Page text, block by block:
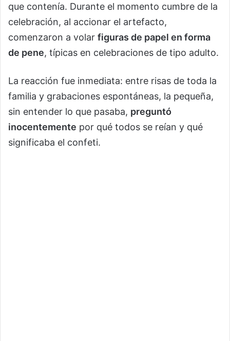
que contenía. Durante el momento cumbre de la
celebración, al accionar el artefacto,
comenzaron a volar figuras de papel en forma
de pene, típicas en celebraciones de tipo adulto.
La reacción fue inmediata: entre risas de toda la
familia y grabaciones espontáneas, la pequeña,
sin entender lo que pasaba, preguntó
inocentemente por qué todos se reían y qué
significaba el confeti.